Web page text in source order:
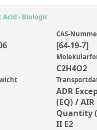
Standards
| Rückstandsanalytik
in Öl
| Setting Up Samples (SUS)
Polymerstandards
und organische
Acid - Biologic
CAS-
[64-19-7]
C2H4O2
ADR
(EQ) /
Quantity
II E2